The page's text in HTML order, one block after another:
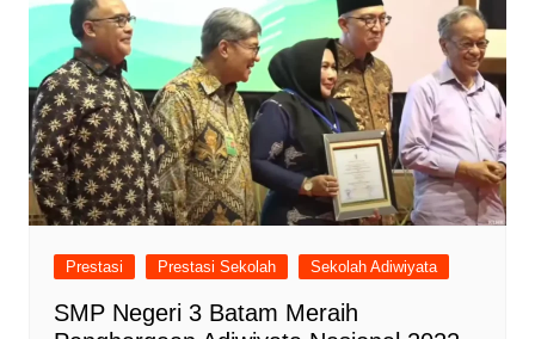
Prestasi Prestasi Sekolah Sekolah Adiwiyata
SMP Negeri 3 Batam Meraih